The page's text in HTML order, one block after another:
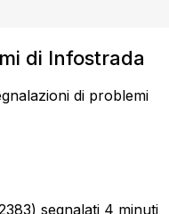
di Infostrada
di problemi
segnalati 4 minuti